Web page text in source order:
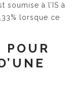
soumise à l’IS à
lorsque ce
POUR